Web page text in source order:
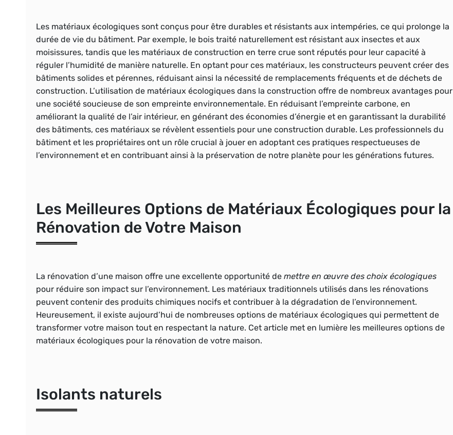
Les matériaux écologiques sont conçus pour être durables et résistants aux intempéries, ce qui prolonge la
durée de vie du bâtiment. Par exemple, le bois traité naturellement est résistant aux insectes et aux
moisissures, tandis que les matériaux de construction en terre crue sont réputés pour leur capacité à
réguler l’humidité de manière naturelle. En optant pour ces matériaux, les constructeurs peuvent créer des
bâtiments solides et pérennes, réduisant ainsi la nécessité de remplacements fréquents et de déchets de
construction. L’utilisation de matériaux écologiques dans la construction offre de nombreux avantages pour
une société soucieuse de son empreinte environnementale. En réduisant l’empreinte carbone, en
améliorant la qualité de l’air intérieur, en générant des économies d’énergie et en garantissant la durabilité
des bâtiments, ces matériaux se révèlent essentiels pour une construction durable. Les professionnels du
bâtiment et les propriétaires ont un rôle crucial à jouer en adoptant ces pratiques respectueuses de
l’environnement et en contribuant ainsi à la préservation de notre planète pour les générations futures.
Les Meilleures Options de Matériaux Écologiques pour la
Rénovation de Votre Maison
La rénovation d’une maison offre une excellente opportunité de mettre en œuvre des choix écologiques
pour réduire son impact sur l’environnement. Les matériaux traditionnels utilisés dans les rénovations
peuvent contenir des produits chimiques nocifs et contribuer à la dégradation de l’environnement.
Heureusement, il existe aujourd’hui de nombreuses options de matériaux écologiques qui permettent de
transformer votre maison tout en respectant la nature. Cet article met en lumière les meilleures options de
matériaux écologiques pour la rénovation de votre maison.
Isolants naturels